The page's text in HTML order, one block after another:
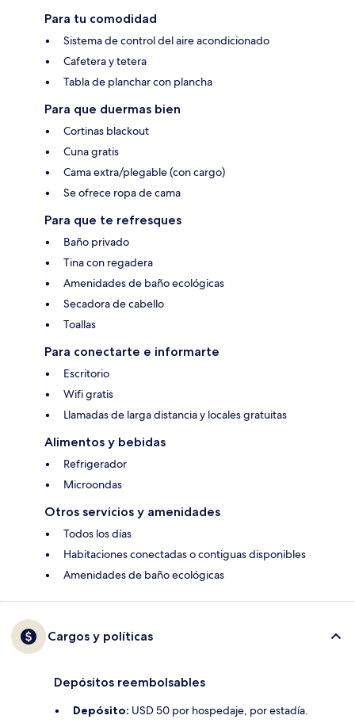
Para tu comodidad
Sistema de control del aire acondicionado
Cafetera y tetera
Tabla de planchar con plancha
Para que duermas bien
Cortinas blackout
Cuna gratis
Cama extra/plegable (con cargo)
Se ofrece ropa de cama
Para que te refresques
Baño privado
Tina con regadera
Amenidades de baño ecológicas
Secadora de cabello
Toallas
Para conectarte e informarte
Escritorio
Wifi gratis
Llamadas de larga distancia y locales gratuitas
Alimentos y bebidas
Refrigerador
Microondas
Otros servicios y amenidades
Todos los días
Habitaciones conectadas o contiguas disponibles
Amenidades de baño ecológicas
Cargos y políticas
Depósitos reembolsables
Depósito: USD 50 por hospedaje, por estadía.